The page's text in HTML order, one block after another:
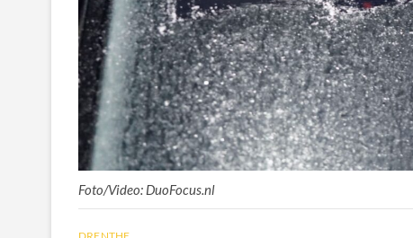
Foto/Video: DuoFocus.nl